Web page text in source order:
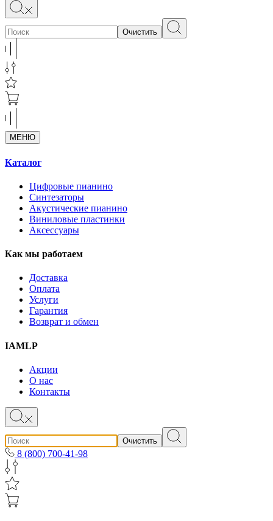
Очистить
МЕНЮ
Каталог
Цифровые пианино
Синтезаторы
Акустические пианино
Виниловые пластинки
Аксессуары
Как мы работаем
Доставка
Оплата
Услуги
Гарантия
Возврат и обмен
IAMLP
Акции
О нас
Контакты
Очистить
8 (800) 700-41-98